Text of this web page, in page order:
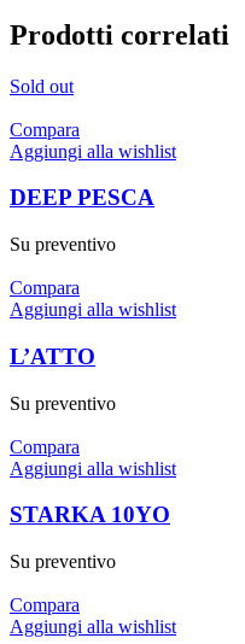
Prodotti correlati
Sold out
Compara
Aggiungi alla wishlist
DEEP PESCA
Su preventivo
Compara
Aggiungi alla wishlist
L’ATTO
Su preventivo
Compara
Aggiungi alla wishlist
STARKA 10YO
Su preventivo
Compara
Aggiungi alla wishlist